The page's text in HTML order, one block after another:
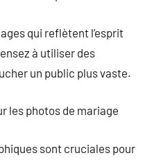
qui reflètent l’esprit
à utiliser des
un public plus vaste.
les photos de mariage
sont cruciales pour